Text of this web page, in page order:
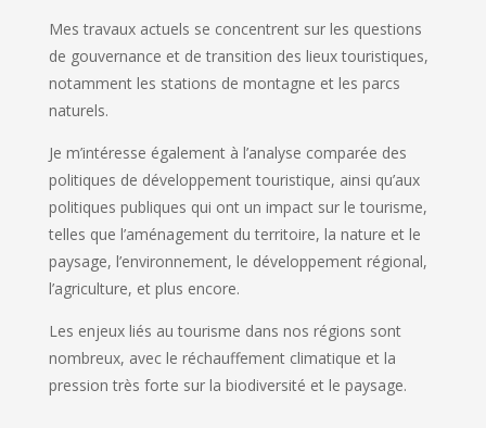
Mes travaux actuels se concentrent sur les questions
de gouvernance et de transition des lieux touristiques,
notamment les stations de montagne et les parcs
naturels.
Je m’intéresse également à l’analyse comparée des
politiques de développement touristique, ainsi qu’aux
politiques publiques qui ont un impact sur le tourisme,
telles que l’aménagement du territoire, la nature et le
paysage, l’environnement, le développement régional,
l’agriculture, et plus encore.
Les enjeux liés au tourisme dans nos régions sont
nombreux, avec le réchauffement climatique et la
pression très forte sur la biodiversité et le paysage.